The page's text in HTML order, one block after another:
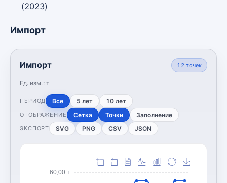
(2023)
Импорт
Импорт
Ед. изм.: т
12 точек
ПЕРИОД Все 5 лет 10 лет
ОТОБРАЖЕНИЕ Сетка Точки Заполнение
ЭКСПОРТ SVG PNG CSV JSON
60,00 т